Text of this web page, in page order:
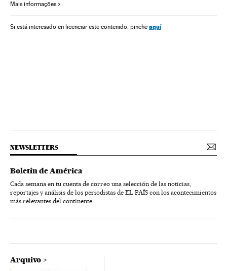
Mais informações
Si está interesado en licenciar este contenido, pinche aquí
NEWSLETTERS
Boletín de América
Cada semana en tu cuenta de correo una selección de las noticias,
reportajes y análisis de los periodistas de EL PAÍS con los acontecimientos
más relevantes del continente.
Arquivo